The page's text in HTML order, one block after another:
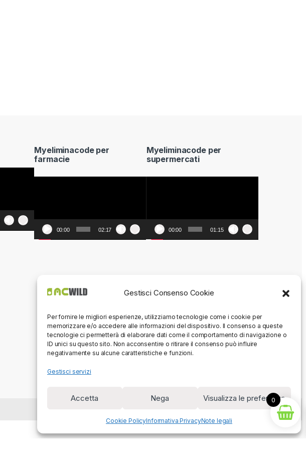
Gestisci Consenso Cookie
Per fornire le migliori esperienze, utilizziamo tecnologie come i cookie per
memorizzare e/o accedere alle informazioni del dispositivo. Il consenso a queste
tecnologie ci permetterà di elaborare dati come il comportamento di navigazione o
ID unici su questo sito. Non acconsentire o ritirare il consenso può influire
negativamente su alcune caratteristiche e funzioni.
Gestisci servizi
Accetta Nega Visualizza le preferenze
Cookie PolicyInformativa PrivacyNote legali
Myeliminacode per
farmacie
00:00 02:17
Myeliminacode per
supermercati
00:00 01:15
0